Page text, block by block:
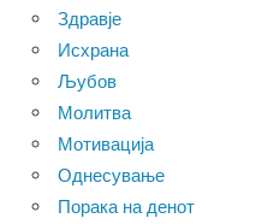
Здравје
Исхрана
Љубов
Молитва
Мотивација
Однесување
Порака на денот